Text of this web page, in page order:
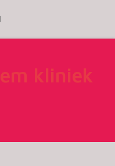
kliniek